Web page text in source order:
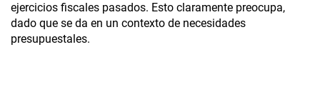
ejercicios fiscales pasados. Esto claramente preocupa,
dado que se da en un contexto de necesidades
presupuestales.